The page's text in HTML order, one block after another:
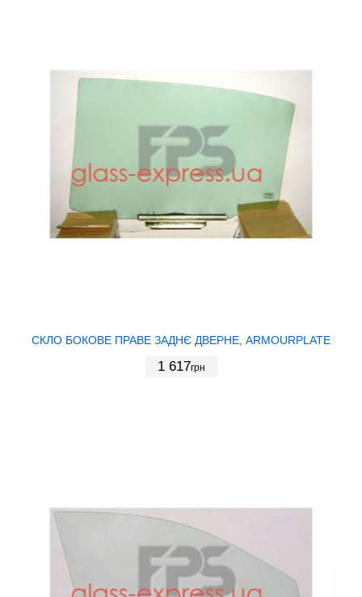
СКЛО БОКОВЕ ПРАВЕ ЗАДНЄ ДВЕРНЕ, ARMOURPLATE
1 617грн